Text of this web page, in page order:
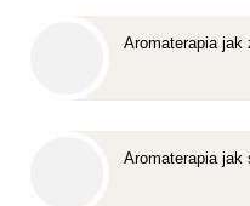
Aromaterapia jak
Aromaterapia jak